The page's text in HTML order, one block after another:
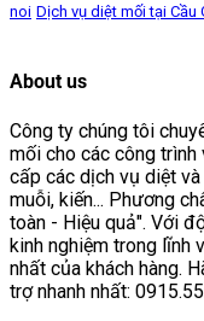
noi Dịch vụ diệt mối tại Cầu
About us
Công ty chúng tôi
mối cho các công trình
cấp các dịch vụ diệt
muỗi, kiến... Phương
toàn - Hiệu quả". Với
kinh nghiệm trong lĩnh
nhất của khách hàng.
trợ nhanh nhất: